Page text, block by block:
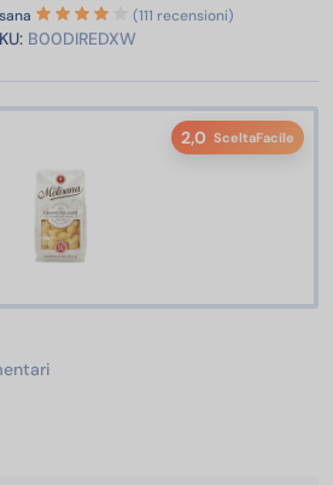
(111 recensioni)
B00DIREDXW
2,0 SceltaFacile